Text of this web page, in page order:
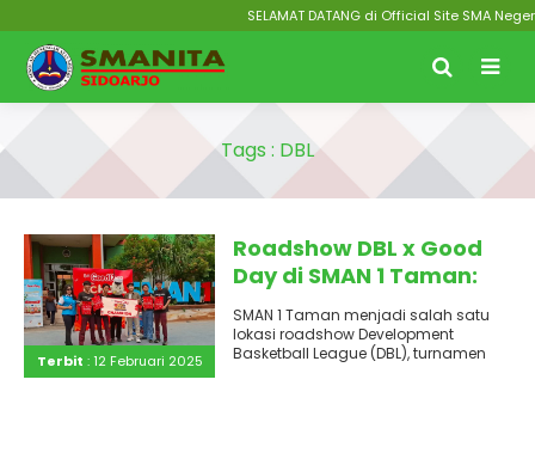
SELAMAT DATANG di Official Site SMA
Tags : DBL
Terbit : 12 Februari 2025
Roadshow DBL x Good
Day di SMAN 1 Taman:
Semangat Basket,
Kreasi Dance, Fun
Game, dan Talkshow
SMAN 1 Taman menjadi salah satu
lokasi roadshow Development
Basketball League (DBL), turnamen